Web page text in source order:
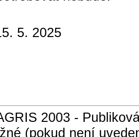
5. 2025
2003 -
(pokud není